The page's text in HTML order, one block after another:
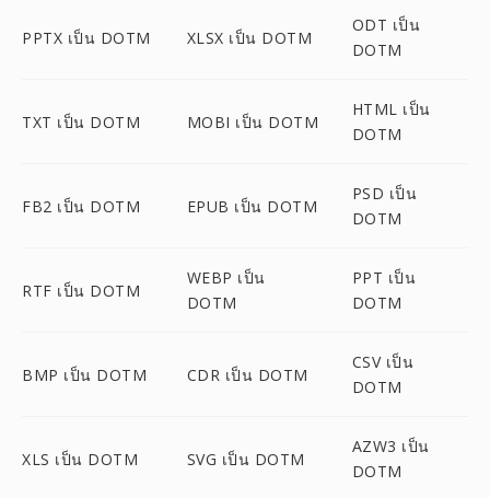
PPTX เป็น DOTM XLSX เป็น DOTM
ODT เป็น
DOTM
TXT เป็น DOTM MOBI เป็น DOTM
HTML เป็น
DOTM
FB2 เป็น DOTM EPUB เป็น DOTM
PSD เป็น
DOTM
RTF เป็น DOTM
WEBP เป็น
DOTM
PPT เป็น
DOTM
BMP เป็น DOTM CDR เป็น DOTM
CSV เป็น
DOTM
XLS เป็น DOTM SVG เป็น DOTM
AZW3 เป็น
DOTM